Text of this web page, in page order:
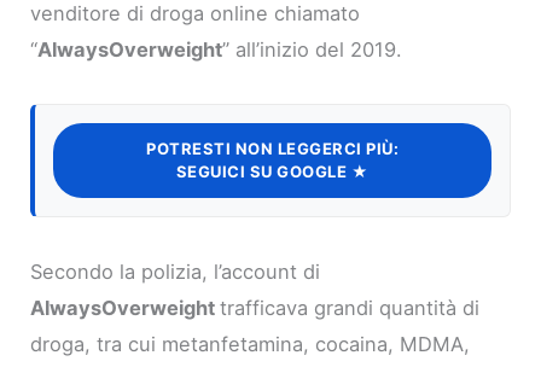
venditore di droga online chiamato
“AlwaysOverweight” all’inizio del 2019.
POTRESTI NON LEGGERCI PIÙ:
SEGUICI SU GOOGLE ★
Secondo la polizia, l’account di
AlwaysOverweighttrafficava grandi quantità di
droga, tra cui metanfetamina, cocaina, MDMA,